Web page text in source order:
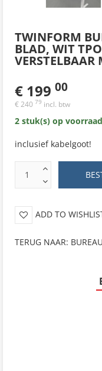
TWINFORM
BLAD, WIT
VERSTELBAAR
€ 199 00
€ 240 79 incl. btw
2 stuk(s) op
inclusief kabelgoot!
ADD TO
TERUG NAAR: